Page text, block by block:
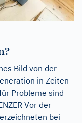
Bild von der
in Zeiten
Probleme sind
Vor der
bei